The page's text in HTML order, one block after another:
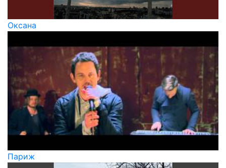
Оксана
Париж